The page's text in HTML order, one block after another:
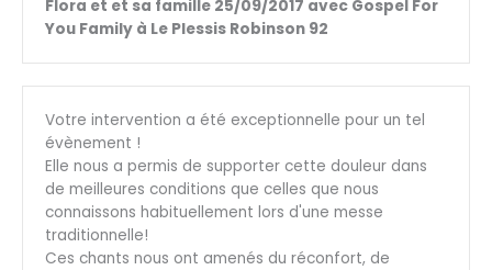
Flora et et sa famille 25/09/2017 avec Gospel For
You Family à Le Plessis Robinson 92
Votre intervention a été exceptionnelle pour un tel
évènement !
Elle nous a permis de supporter cette douleur dans
de meilleures conditions que celles que nous
connaissons habituellement lors d'une messe
traditionnelle!
Ces chants nous ont amenés du réconfort, de